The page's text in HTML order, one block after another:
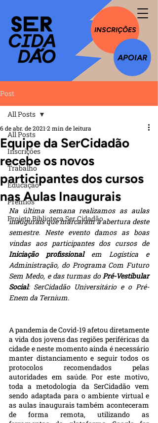
INSCRIÇÕES
APOIAR
Post
All Posts
Inscrições
Trabalho
Educação
Prêmios
Projeto Biblioteca Ser Cidadão
All Posts
Equipe da SerCidadão
recebe os novos
participantes dos cursos
nas Aulas Inaugurais
6 de abr. de 2021 2 min de leitura
Na última semana realizamos as aulas
inaugurais que marcaram a abertura deste
semestre. Neste evento damos as boas
vindas aos participantes dos cursos de
Iniciação profissional em Logística e
Administração, do Programa Com Futuro
Sem Medo, e das turmas do Pré-Vestibular
Social: SerCidadão Universitário e o Pré-
Enem da Ternium.
A pandemia de Covid-19 afetou diretamente
a vida dos jovens das regiões periféricas da
cidade e neste momento ainda é necessário
manter distanciamento e seguir todos os
protocolos recomendados pelas
autoridades em saúde. Por este motivo,
toda a metodologia da SerCidadão vem
sendo adaptada para o ambiente virtual e
as aulas inaugurais também aconteceram
de forma remota, utilizando as